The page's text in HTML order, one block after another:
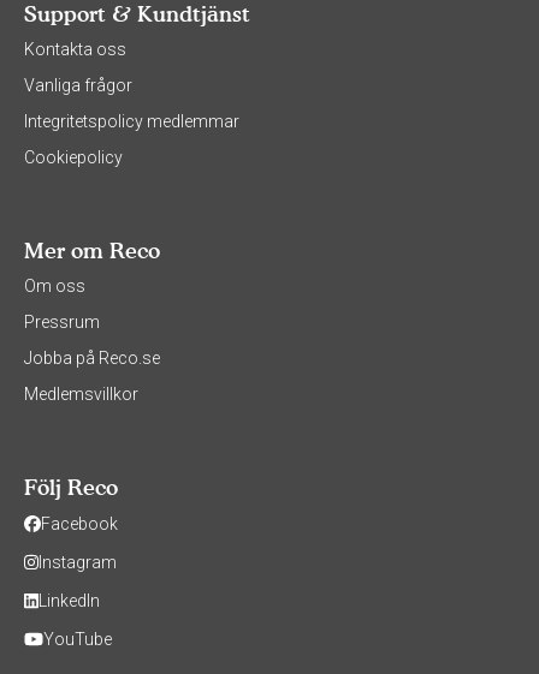
Support & Kundtjänst
Kontakta oss
Vanliga frågor
Integritetspolicy medlemmar
Cookiepolicy
Mer om Reco
Om oss
Pressrum
Jobba på Reco.se
Medlemsvillkor
Följ Reco
Facebook
Instagram
LinkedIn
YouTube